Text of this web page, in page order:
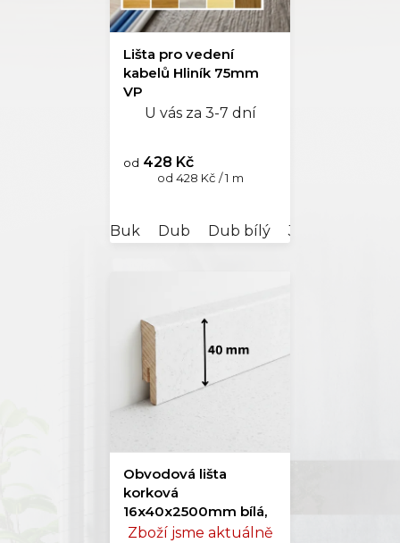
Lišta pro vedení
kabelů Hliník 75mm
VP
U vás za 3-7 dní
od 428 Kč
Měrná
od 428 Kč / 1 m
Buk Dub Dub bílý Javor
Obvodová lišta
korková
16x40x2500mm bílá,
lak
Zboží jsme aktuálně